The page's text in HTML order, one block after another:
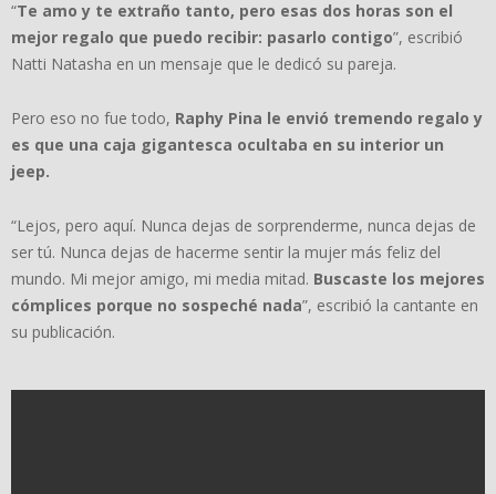
“Te amo y te extraño tanto, pero esas dos horas son el
mejor regalo que puedo recibir: pasarlo contigo”, escribió
Natti Natasha en un mensaje que le dedicó su pareja.
Pero eso no fue todo, Raphy Pina le envió tremendo regalo y
es que una caja gigantesca ocultaba en su interior un
jeep.
“Lejos, pero aquí. Nunca dejas de sorprenderme, nunca dejas de
ser tú. Nunca dejas de hacerme sentir la mujer más feliz del
mundo. Mi mejor amigo, mi media mitad. Buscaste los mejores
cómplices porque no sospeché nada”, escribió la cantante en
su publicación.